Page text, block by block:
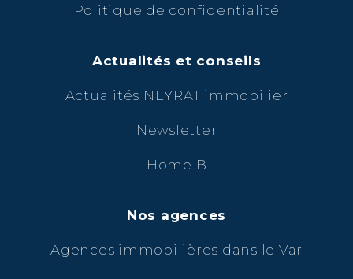
Politique de confidentialité
Actualités et conseils
Actualités NEYRAT immobilier
Newsletter
Home B
Nos agences
Agences immobilières dans le Var